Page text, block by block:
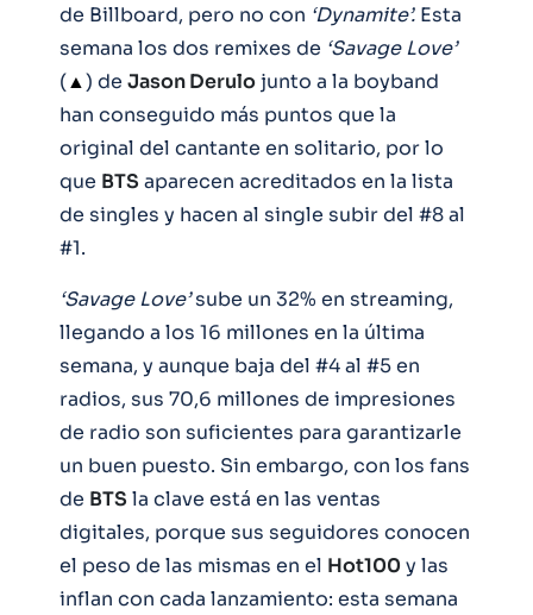
de Billboard, pero no con ‘Dynamite’. Esta
semana los dos remixes de ‘Savage Love’
(▲) de Jason Derulojunto a la boyband
han conseguido más puntos que la
original del cantante en solitario, por lo
que BTS aparecen acreditados en la lista
de singles y hacen al single subir del #8 al
#1.
‘Savage Love’sube un 32% en streaming,
llegando a los 16 millones en la última
semana, y aunque baja del #4 al #5 en
radios, sus 70,6 millones de impresiones
de radio son suficientes para garantizarle
un buen puesto. Sin embargo, con los fans
de BTS la clave está en las ventas
digitales, porque sus seguidores conocen
el peso de las mismas en el Hot100 y las
inflan con cada lanzamiento: esta semana